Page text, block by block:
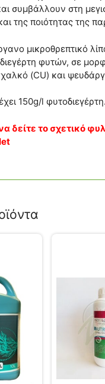
συμβάλλουν στη
της ποιότητας της
μικροθρεπτικό
φυτών, σε
(CU) και
150g/l φυτοδιεγέρτη.
δείτε το σχετικό